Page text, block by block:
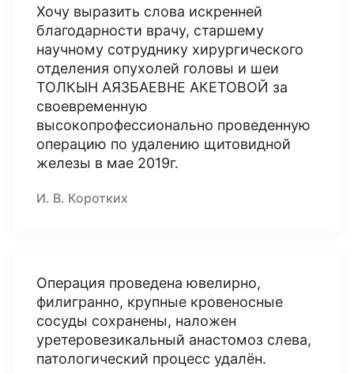
Хочу выразить слова искренней
благодарности врачу, старшему
научному сотруднику хирургического
отделения опухолей головы и шеи
ТОЛКЫН АЯЗБАЕВНЕ АКЕТОВОЙ за
своевременную
высокопрофессионально проведенную
операцию по удалению щитовидной
железы в мае 2019г.
И. В. Коротких
Операция проведена ювелирно,
филигранно, крупные кровеносные
сосуды сохранены, наложен
уретеровезикальный анастомоз слева,
патологический процесс удалён.